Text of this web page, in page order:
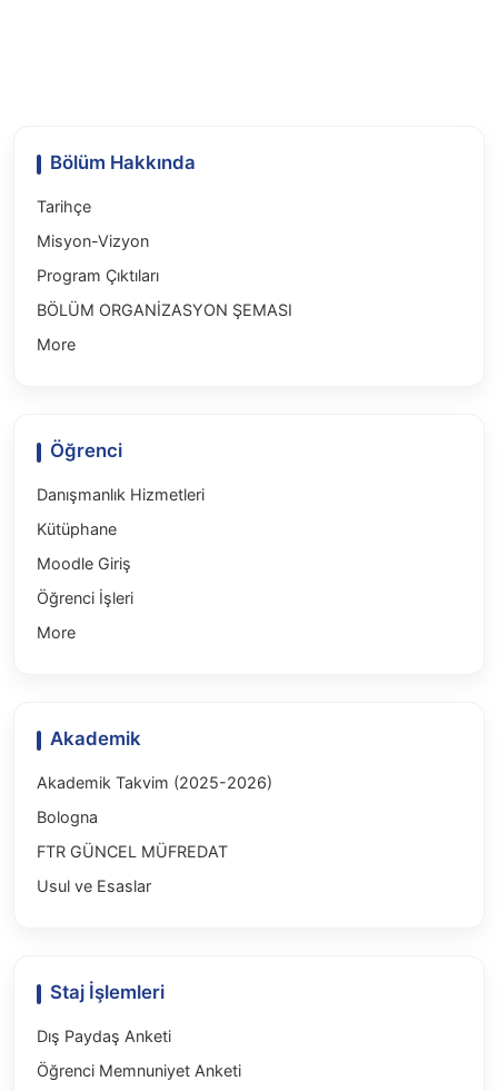
Bölüm Hakkında
Tarihçe
Misyon-Vizyon
Program Çıktıları
BÖLÜM ORGANİZASYON ŞEMASI
More
Öğrenci
Danışmanlık Hizmetleri
Kütüphane
Moodle Giriş
Öğrenci İşleri
More
Akademik
Akademik Takvim (2025-2026)
Bologna
FTR GÜNCEL MÜFREDAT
Usul ve Esaslar
Staj İşlemleri
Dış Paydaş Anketi
Öğrenci Memnuniyet Anketi